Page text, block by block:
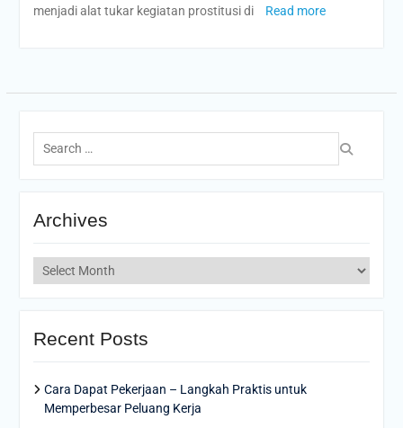
menjadi alat tukar kegiatan prostitusi di
Read more
Search
for:
Archives
Archives
Recent Posts
Cara Dapat Pekerjaan – Langkah Praktis untuk
Memperbesar Peluang Kerja